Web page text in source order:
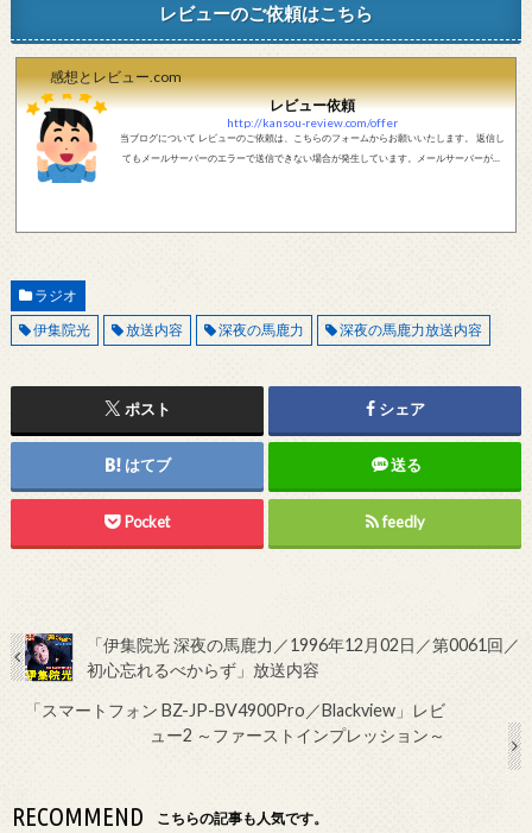
レビューのご依頼はこちら
感想とレビュー.com
レビュー依頼
http://kansou-review.com/offer
当ブログについて レビューのご依頼は、こちらのフォームからお願いいたします。 返信し
てもメールサーバーのエラーで送信できない場合が発生しています。メールサーバーが正
ラジオ
伊集院光
放送内容 深夜の馬鹿力 深夜の馬鹿力放送内容
ポスト シェア
はてブ 送る
Pocket feedly
「伊集院光 深夜の馬鹿力／1996年12月02日／第0061回／
初心忘れるべからず」放送内容
「スマートフォン BZ-JP-BV4900Pro／Blackview」レビ
ュー2 ～ファーストインプレッション～
RECOMMEND こちらの記事も人気です。